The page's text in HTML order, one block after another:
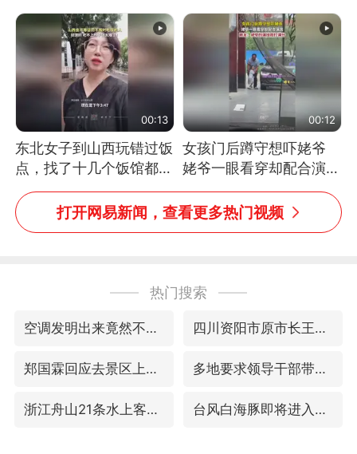
台显示器与机械臂损坏
燃香烟 当事人：已报警
处理
00:13
东北女子到山西玩错过饭
点，找了十几个饭馆都没
开门：午休到几点
00:12
女孩门后蹲守想吓姥爷
姥爷一眼看穿却配合演出
网友：姥爷的演技我打满
分
打开网易新闻，查看更多热门视频
热门搜索
空调发明出来竟然不是为了给人降温 四川资阳市原市长王善平被判11年
郑国霖回应去景区上班被保安拦下 多地要求领导干部带头休假
浙江舟山21条水上客运航线停航 台风白海豚即将进入48小时警戒线